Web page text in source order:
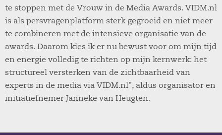
te stoppen met de Vrouw in de Media Awards. VIDM.nl
is als persvragenplatform sterk gegroeid en niet meer
te combineren met de intensieve organisatie van de
awards. Daarom kies ik er nu bewust voor om mijn tijd
en energie volledig te richten op mijn kernwerk: het
structureel versterken van de zichtbaarheid van
experts in de media via VIDM.nl", aldus organisator en
initiatiefnemer Janneke van Heugten.